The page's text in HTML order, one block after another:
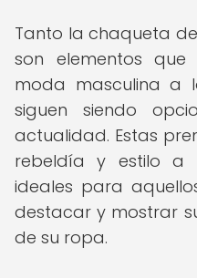
Tanto la chaqueta
son elementos
moda masculina a
siguen siendo
actualidad. Estas
rebeldía y estilo a
ideales para
destacar y mostrar
de su ropa.